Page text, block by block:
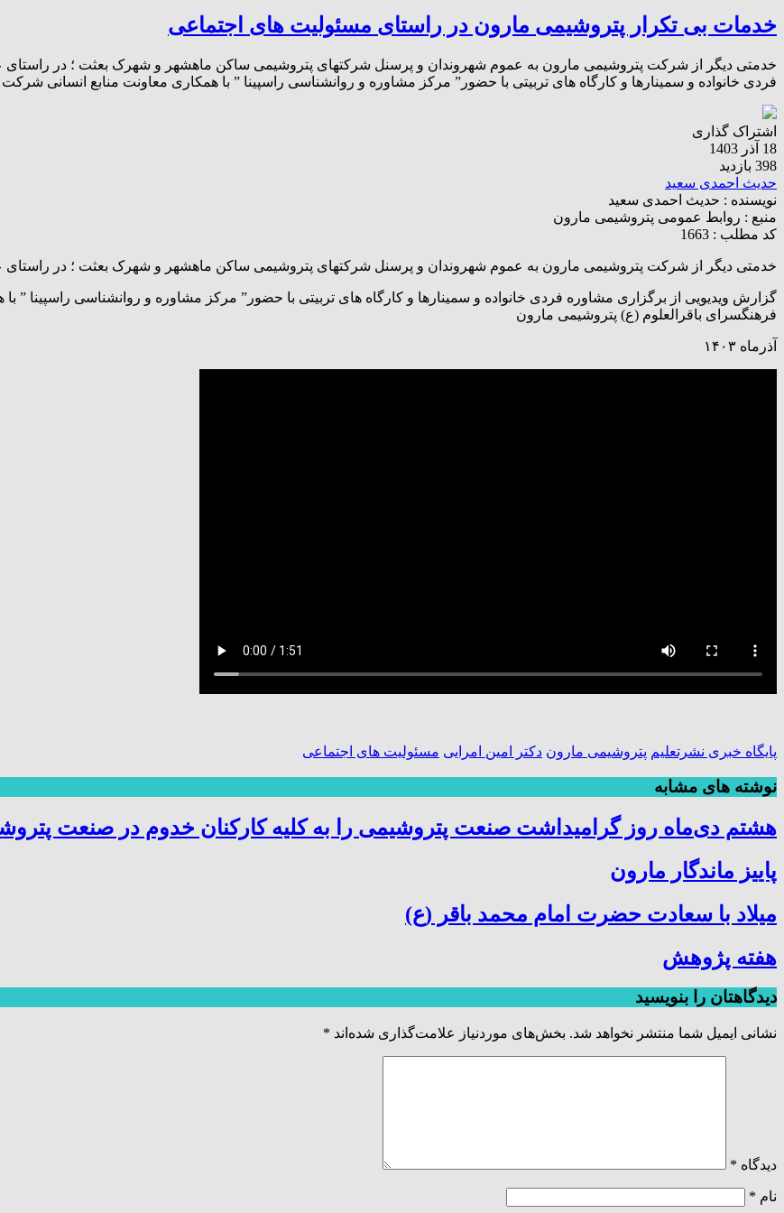
خدمات بی تکرار پتروشیمی مارون در راستای مسئولیت های اجتماعی
خدمتی دیگر از شرکت پتروشیمی مارون به عموم شهروندان و پرسنل شرکتهای پتروشیمی ساکن ماهشهر و شهرک بعثت ؛ در راستای
فردی خانواده و سمینارها و کارگاه های تربیتی با حضور” مرکز مشاوره و روانشناسی راسپینا ” با همکاری معاونت منابع انسانی
اشتراک گذاری
18 آذر 1403
398 بازدید
حدیث احمدی سعید
نویسنده : حدیث احمدی سعید
منبع : روابط عمومی پتروشیمی مارون
کد مطلب : 1663
خدمتی دیگر از شرکت پتروشیمی مارون به عموم شهروندان و پرسنل شرکتهای پتروشیمی ساکن ماهشهر و شهرک بعثت ؛ در راستای
گزارش ویدیویی از برگزاری مشاوره فردی خانواده و سمینارها و کارگاه های تربیتی با حضور” مرکز مشاوره و روانشناسی راسپینا
فرهنگسرای باقرالعلوم (ع) پتروشیمی مارون
آذرماه ۱۴۰۳
پایگاه خبری نشرتعلیم پتروشیمی مارون دکتر امین امرایی مسئولیت های اجتماعی
نوشته های مشابه
هشتم دی‌ماه روز گرامیداشت صنعت پتروشیمی را به کلیه کارکنان خدوم در صنعت
پاییز ماندگار مارون
میلاد با سعادت حضرت امام محمد باقر (ع)
هفته پژوهش
دیدگاهتان را بنویسید
نشانی ایمیل شما منتشر نخواهد شد. بخش‌های موردنیاز علامت‌گذاری شده‌اند *
دیدگاه *
نام *